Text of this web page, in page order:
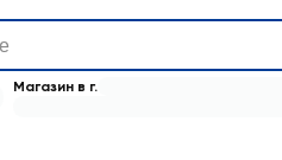
Магазин в г.